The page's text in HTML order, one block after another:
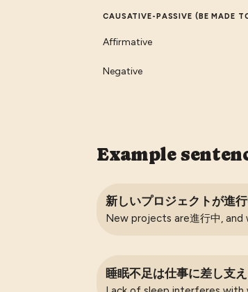
CAUSATIVE-PASSIVE (BE MADE
Affirmative
Negative
Example
新しいプロジェクトが進
New projects are進行中,
睡眠不足は仕事に差し支え